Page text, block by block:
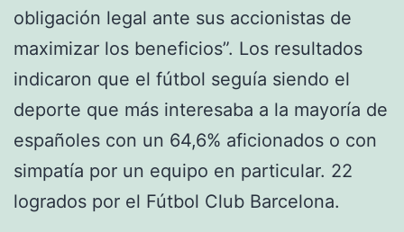
obligación legal ante sus accionistas de
maximizar los beneficios”. Los resultados
indicaron que el fútbol seguía siendo el
deporte que más interesaba a la mayoría de
españoles con un 64,6% aficionados o con
simpatía por un equipo en particular. 22
logrados por el Fútbol Club Barcelona.